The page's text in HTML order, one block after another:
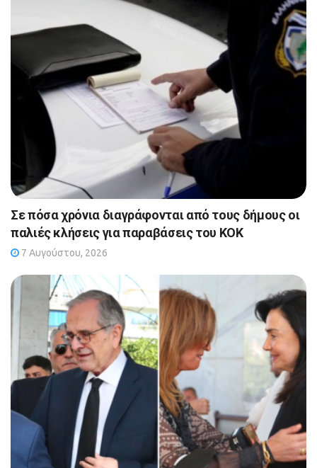
Σε πόσα χρόνια διαγράφονται από τους δήμους οι
παλιές κλήσεις για παραβάσεις του ΚΟΚ
7 Αυγούστου, 2026